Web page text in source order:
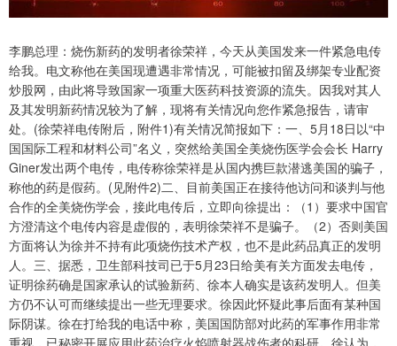
李鹏总理：烧伤新药的发明者徐荣祥，今天从美国发来一件紧急电传
给我。电文称他在美国现遭遇非常情况，可能被扣留及绑架专业配资
炒股网，由此将导致国家一项重大医药科技资源的流失。因我对其人
及其发明新药情况较为了解，现将有关情况向您作紧急报告，请审
处。(徐荣祥电传附后，附件1)有关情况简报如下：一、5月18日以“中
国国际工程和材料公司”名义，突然给美国全美烧伤医学会会长 Harry
Giner发出两个电传，电传称徐荣祥是从国内携巨款潜逃美国的骗子，
称他的药是假药。(见附件2)二、目前美国正在接待他访问和谈判与他
合作的全美烧伤学会，接此电传后，立即向徐提出：（1）要求中国官
方澄清这个电传内容是虚假的，表明徐荣祥不是骗子。（2）否则美国
方面将认为徐并不持有此项烧伤技术产权，也不是此药品真正的发明
人。三、据悉，卫生部科技司已于5月23日给美有关方面发去电传，
证明徐药确是国家承认的试验新药、徐本人确实是该药发明人。但美
方仍不认可而继续提出一些无理要求。徐因此怀疑此事后面有某种国
际阴谋。徐在打给我的电话中称，美国国防部对此药的军事作用非常